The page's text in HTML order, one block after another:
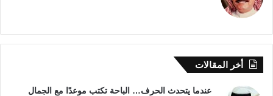
أخر المقالات
عندما يتحدث الحرف… الباحة تكتب موعدًا مع الجمال